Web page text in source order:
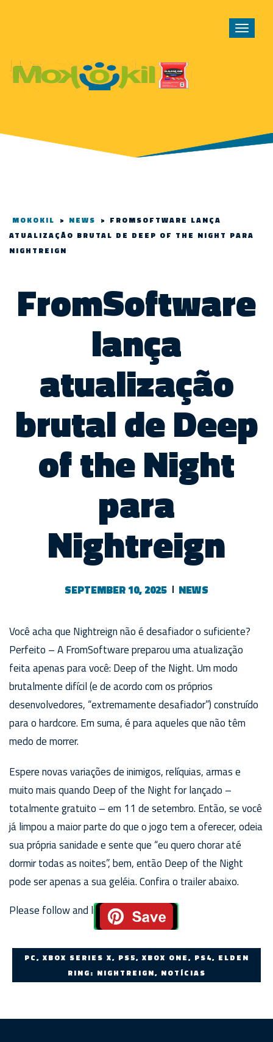
Toggle
MOKOKIL > NEWS > FROMSOFTWARE LANÇA
ATUALIZAÇÃO BRUTAL DE DEEP OF THE NIGHT PARA
NIGHTREIGN
FromSoftware
lança
atualização
brutal de Deep
of the Night
para
Nightreign
SEPTEMBER 10, 2025 NEWS
Você acha que Nightreign não é desafiador o suficiente?
Perfeito – A FromSoftware preparou uma atualização
feita apenas para você: Deep of the Night. Um modo
brutalmente difícil (e de acordo com os próprios
desenvolvedores, “extremamente desafiador”) construído
para o hardcore. Em suma, é para aqueles que não têm
medo de morrer.
Espere novas variações de inimigos, relíquias, armas e
muito mais quando Deep of the Night for lançado –
totalmente gratuito – em 11 de setembro. Então, se você
já limpou a maior parte do que o jogo tem a oferecer, odeia
sua própria sanidade e sente que “eu quero chorar até
dormir todas as noites”, bem, então Deep of the Night
pode ser apenas a sua geléia. Confira o trailer abaixo.
Please follow and like us:
PC, XBOX SERIES X, PS5, XBOX ONE, PS4, ELDEN
RING: NIGHTREIGN, NOTÍCIAS